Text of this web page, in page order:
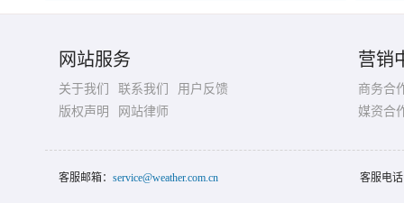
网站服务
关于我们 联系我们
用户反馈
版权声明
网站律师
营销
商务合
媒资合
客服邮箱： service@weather.com.cn 客服电